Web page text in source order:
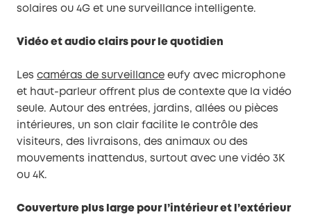
solaires ou 4G et une surveillance intelligente.
Vidéo et audio clairs pour le quotidien
Les caméras de surveillance eufy avec microphone
et haut-parleur offrent plus de contexte que la vidéo
seule. Autour des entrées, jardins, allées ou pièces
intérieures, un son clair facilite le contrôle des
visiteurs, des livraisons, des animaux ou des
mouvements inattendus, surtout avec une vidéo 3K
ou 4K.
Couverture plus large pour l’intérieur et l’extérieur